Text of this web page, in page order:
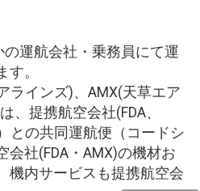
の運航会社・乗務員にて運
。
ラインズ)、AMX(天草エア
、提携航空会社(FDA、
との共同運航便（コードシ
会社(FDA・AMX)の機材お
機内サービスも提携航空会